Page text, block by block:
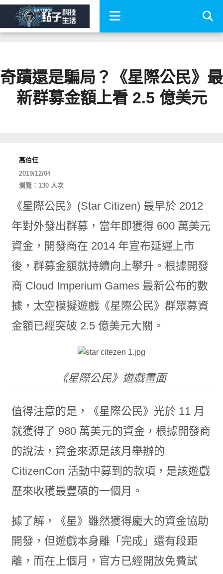
奇蹟還是騙局？《星際公民》最
新群募金額上看 2.5 億美元
高伯任
2019/12/04
瀏覽：130 人次
《星際公民》(Star Citizen) 最早於 2012
年對外發出群募，當年即獲得 600 萬美元
資金，開發商在 2014 年宣布延遲上市
後，群募金額就持續向上攀升。根據開發
商 Cloud Imperium Games 最新公布的數
據，太空模擬遊戲《星際公民》群眾募資
金額已經突破 2.5 億美元大關。
《星際公民》遊戲畫面
值得注意的是，《星際公民》光於 11 月
就獲得了 980 萬美元的資金，根據開發商
的說法，資金來源是該月舉辦的
CitizenCon 活動中募到的款項，是該遊戲
歷來收穫最豐碩的一個月。
據了解，《星》雖然獲得龐大的資金協助
開發，但遊戲本身離「完成」還有段距
離，而在上個月，官方已經開放免費試